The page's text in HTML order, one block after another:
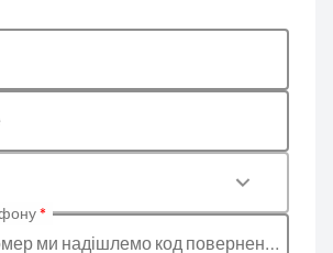
дані
ми надішлемо код повернення
*